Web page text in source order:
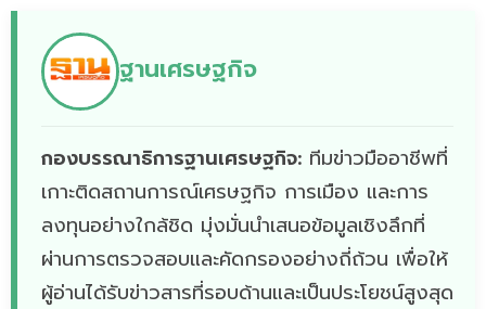
ฐานเศรษฐกิจ
กองบรรณาธิการฐานเศรษฐกิจ: ทีมข่าวมืออาชีพที่
เกาะติดสถานการณ์เศรษฐกิจ การเมือง และการ
ลงทุนอย่างใกล้ชิด มุ่งมั่นนำเสนอข้อมูลเชิงลึกที่
ผ่านการตรวจสอบและคัดกรองอย่างถี่ถ้วน เพื่อให้
ผู้อ่านได้รับข่าวสารที่รอบด้านและเป็นประโยชน์สูงสุด